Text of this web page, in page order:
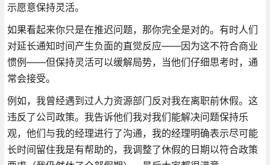
示愿意保持灵活。
如果看起来你只是在推迟问题，那你完全是对的。有时人们
对延长通知时间产生负面的直觉反应——因为这不符合商业
惯例——但保持灵活可以缓解局势，当他们仔细思考时，通
常会接受。
例如，我曾经遇到过人力资源部门反对我在离职前休假。这
违反了公司政策。我告诉他们我对我们能解决问题保持乐
观，他们与我的经理进行了沟通，我的经理明确表示尽可能
长时间留住我是有帮助的，我调整了休假的日期以符合政策